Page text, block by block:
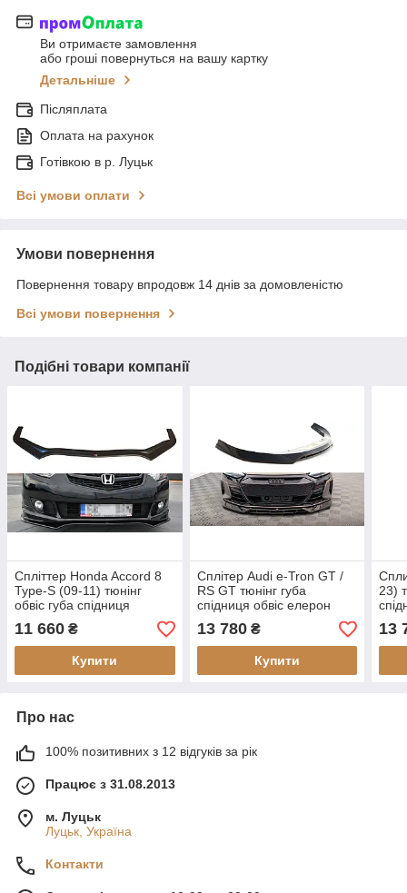
Ви отримаєте замовлення
або гроші повернуться на вашу картку
Детальніше
Післяплата
Оплата на рахунок
Готівкою в р. Луцьк
Всі умови оплати
Умови повернення
Повернення товару впродовж 14 днів за домовленістю
Всі умови повернення
Подібні товари компанії
Спліттер Honda Accord 8
Type-S (09-11) тюнінг
обвіс губа спідниця
11 660 ₴
Купити
Сплітер Audi e-Tron GT /
RS GT тюнінг губа
спідниця обвіс елерон
(V3)
13 780₴
Купити
23)
13
Про нас
100% позитивних з 12 відгуків за рік
Працює з 31.08.2013
м. Луцьк
Луцьк, Україна
Контакти